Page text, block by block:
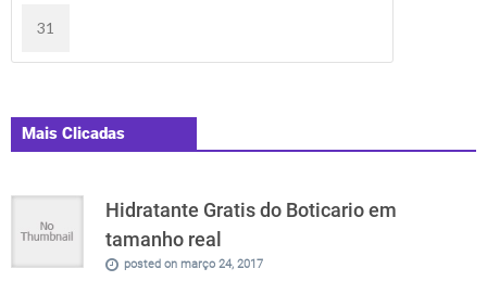
31
Mais Clicadas
Hidratante Gratis do Boticario em
tamanho real
posted on março 24, 2017